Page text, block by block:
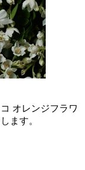
オレンジフラワ
ます。